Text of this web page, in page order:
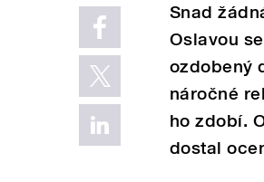
Snad
Oslavou
ozdobený
náročné
ho zdobí.
dostal